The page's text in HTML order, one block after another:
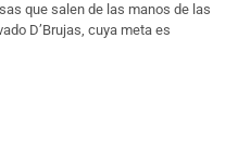
que salen de las manos de las
D’Brujas, cuya meta es